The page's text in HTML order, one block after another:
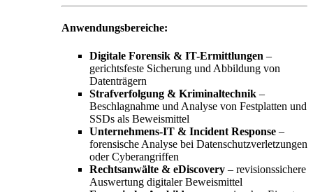
Anwendungsbereiche:
Digitale Forensik & IT-Ermittlungen –
gerichtsfeste Sicherung und Abbildung von
Datenträgern
Strafverfolgung & Kriminaltechnik –
Beschlagnahme und Analyse von Festplatten und
SSDs als Beweismittel
Unternehmens-IT & Incident Response –
forensische Analyse bei Datenschutzverletzungen
oder Cyberangriffen
Rechtsanwälte & eDiscovery – revisionssichere
Auswertung digitaler Beweismittel